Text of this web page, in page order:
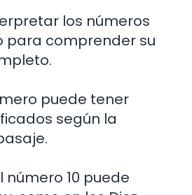
los números
para comprender su
puede tener
según la
número 10 puede